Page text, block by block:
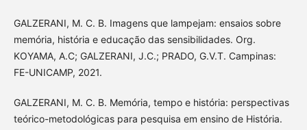
GALZERANI, M. C. B. Imagens que lampejam: ensaios sobre
memória, história e educação das sensibilidades. Org.
KOYAMA, A.C; GALZERANI, J.C.; PRADO, G.V.T. Campinas:
FE-UNICAMP, 2021.
GALZERANI, M. C. B. Memória, tempo e história: perspectivas
teórico-metodológicas para pesquisa em ensino de História.